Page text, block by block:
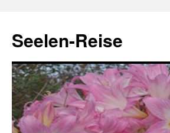
springen
Seelen-Reise